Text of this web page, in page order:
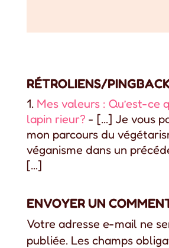
RÉTROLIENS/
Mes valeurs : Qu’est-ce
lapin rieur? - […] Je vous
mon parcours du
véganisme dans un
[…]
ENVOYER UN
Votre adresse e-mail ne
publiée. Les champs